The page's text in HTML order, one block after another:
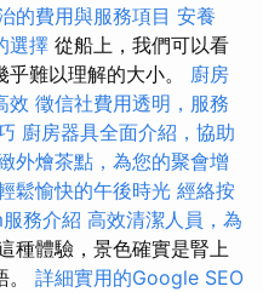
的費用與服務項目 安養
選擇 從船上，我們可以看
難以理解的大小。 廚房
效 徵信社費用透明，服務
廚房器具全面介紹，協助
外燴茶點，為您的聚會增
鬆愉快的午後時光 經絡按
務介紹 高效清潔人員，為
種體驗，景色確實是腎上
。 詳細實用的Google SEO